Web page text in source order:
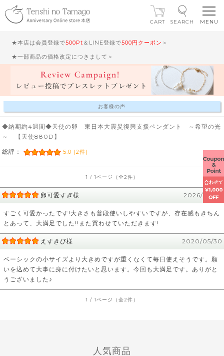
★本店は会員登録で500Pt ＆LINE登録で500円クーポン ＞
★一部商品の価格改定につきまして＞
CART SEARCH
お客様の声
◆納期約4週間◆天使の卵 東日本大震災復興支援ペンダント ～希望の光
～ 【天使880D】
総評：
5.0 (2件)
1 / 1ページ（全2件）
卵可愛すぎ様 2026/02/22
すごく可愛かったです!大きさも普段使いしやすいですが、存在感もきちん
とあって、大満足でした!!また買わせていただきます!
えすきび様 2020/05/30
ベーシックの小サイズより大きめですが重くなくて毎日使えそうです。願
いを込めて大事に身に付けたいと思います。今回も大満足です。ありがと
うございました♪
1 / 1ページ（全2件）
人気商品